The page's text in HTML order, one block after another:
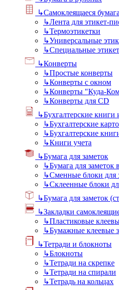
↳Самоклеящаеся
↳Лента для этикет-
↳Термоэтикетки
↳Универсальные
↳Специальные
↳Конверты
↳Простые конверты
↳Конверты с окном
↳Конверты "Куда-
↳Конверты для CD
↳Бухгалтерские книги
↳Бухгалтерские
↳Бухгалтерские
↳Книги учета
↳Бумага для заметок
↳Бумага для заметок
↳Сменные блоки для
↳Склеенные блоки
↳Бумага для заметок
↳Закладки
↳Пластиковые
↳Бумажные клеевые
↳Тетради и блокноты
↳Блокноты
↳Тетради на скрепке
↳Тетради на спирали
↳Тетрадь на кольцах